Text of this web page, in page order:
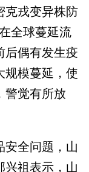
克戎变异株防
全球蔓延流
后偶有发生疫
规模蔓延，使
警觉有所放
全问题，山
兴祖表示，山